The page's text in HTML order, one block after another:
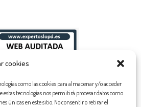
cookies
como las cookies para almacenar y/o acceder
tecnologías nos permitirá procesar datos como
únicas en este sitio. No consentir o retirar el